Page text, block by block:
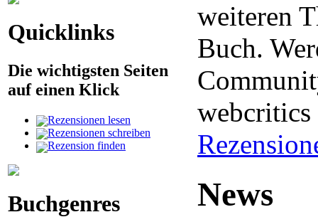
Quicklinks
Die wichtigsten Seiten
auf einen Klick
Rezensionen lesen
Rezensionen schreiben
Rezension finden
Buchgenres
weiteren
Buch.
News